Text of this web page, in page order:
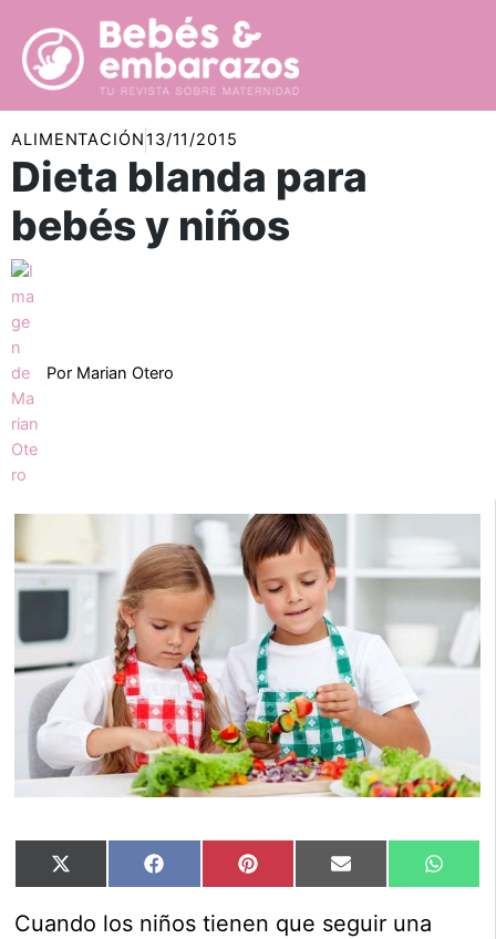
contenido
ALIMENTACIÓN13/11/2015
Dieta blanda para
bebés y niños
Por Marian Otero
Compartir
en
X
(Twitter)
Compartir
en
Facebook Compartir
en
Pinterest Compartir
en
Email
en
Cuando los niños tienen que seguir una